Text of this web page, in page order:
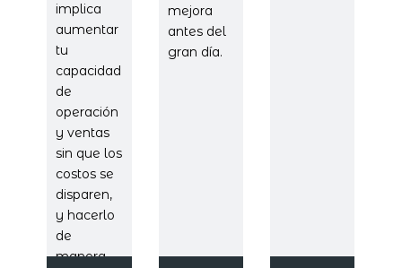
implica
aumentar
tu
capacidad
de
operación
y ventas
sin que los
costos se
disparen,
y hacerlo
de
manera
mejora
antes del
gran día.